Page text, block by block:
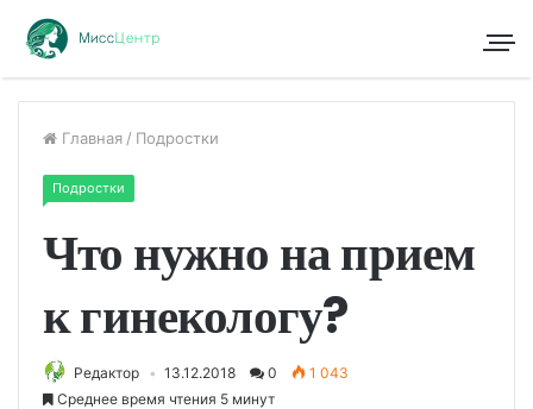
Главная / Подростки
Подростки
Что нужно на прием
к гинекологу?
Редактор 13.12.2018 0
1 043
Среднее время чтения 5 минут